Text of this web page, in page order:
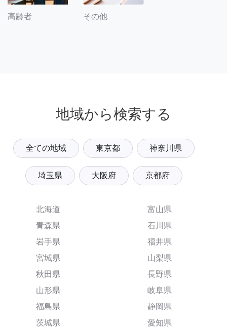
高齢者 その他
地域から検索する
全ての地域 東京都 神奈川県
埼玉県 大阪府 京都府
北海道
青森県
岩手県
宮城県
秋田県
山形県
福島県
茨城県
富山県
石川県
福井県
山梨県
長野県
岐阜県
静岡県
愛知県